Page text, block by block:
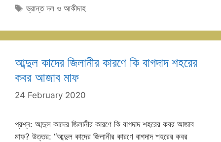
Tags
ভ্রান্ত দল ও আকীদাহ
আব্দুল কাদের জিলানীর কারণে কি বাগদাদ শহরের
কবর আজাব মাফ
24 February 2020
প্রশ্ন: আব্দুল কাদের জিলানীর কারণে কি বাগদাদ শহরের কবর আজাব
মাফ? উত্তর: “আব্দুল কাদের জিলানীর কারণে বাগদাদ শহরের কবর